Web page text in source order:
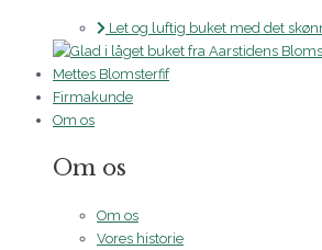
Let og luftig buket med det
Mettes Blomsterfif
Firmakunde
Om os
Om os
Om os
Vores historie